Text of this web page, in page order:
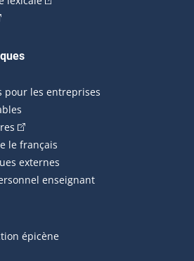
hyperlien externe s'ouvrira dans une
pour les entreprises
(Cet hyperlien externe s'ouvrira
le français
externes
enseignant
épicène